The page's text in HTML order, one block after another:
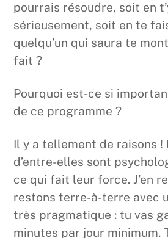
pourrais résoudre, soit en
sérieusement, soit en te
quelqu’un qui saura te
fait ?
Pourquoi est-ce si
de ce programme ?
Il y a tellement de raisons !
d’entre-elles sont
ce qui fait leur force. J’en
restons terre-à-terre avec
très pragmatique : tu vas
minutes par jour minimum.